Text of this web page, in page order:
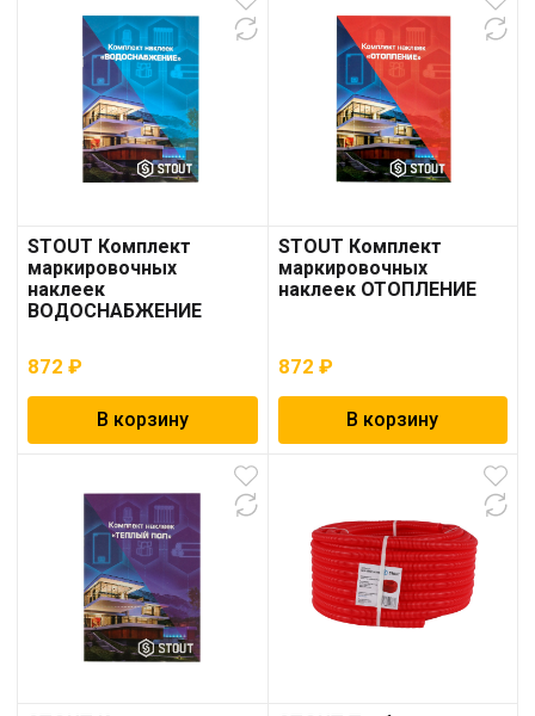
STOUT Комплект
маркировочных
наклеек
ВОДОСНАБЖЕНИЕ
872 ₽
В корзину
STOUT Комплект
маркировочных
наклеек ОТОПЛЕНИЕ
872 ₽
В корзину